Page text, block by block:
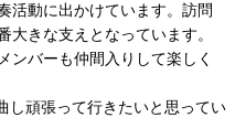
活動に出かけています。訪問
きな支えとなっています。
ンバーも仲間入りして楽しく
頑張って行きたいと思ってい